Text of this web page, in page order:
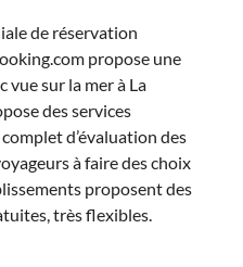
de réservation
propose une
vue sur la mer à La
des services
d’évaluation des
à faire des choix
proposent des
très flexibles.